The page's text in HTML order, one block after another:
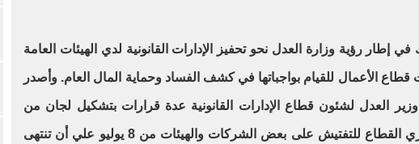
في إطار رؤية وزارة العدل نحو تحفيز الإدارات القانونية لدي الهيئات العامة
الأعمال للقيام بواجباتها في كشف الفساد وحماية المال العام. وأصدر
العدل لشئون قطاع الإدارات القانونية عدة قرارات بتشكيل لجان من
مستشاري القطاع للتفتيش على بعض الشركات والهيئات من 8 يوليو علي أن تنتهى